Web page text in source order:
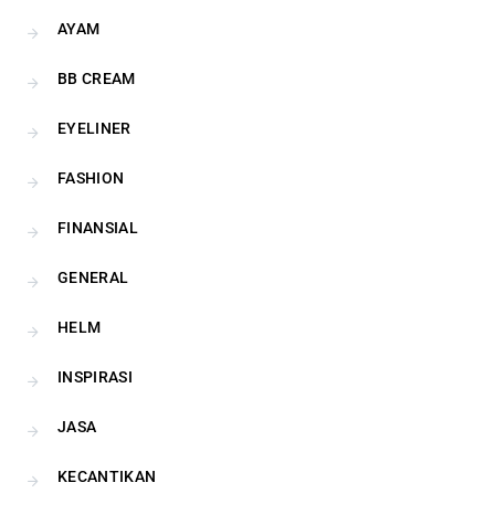
AYAM
BB CREAM
EYELINER
FASHION
FINANSIAL
GENERAL
HELM
INSPIRASI
JASA
KECANTIKAN